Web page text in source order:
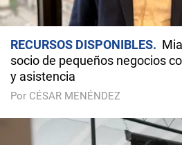
RECURSOS DISPONIBLES
socio de pequeños negocios
y asistencia
Por CÉSAR MENÉNDEZ